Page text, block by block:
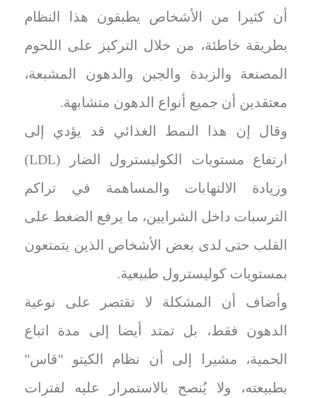
أن كثيرا من الأشخاص يطبقون هذا النظام
بطريقة خاطئة، من خلال التركيز على اللحوم
المصنعة والزبدة والجبن والدهون المشبعة،
معتقدين أن جميع أنواع الدهون متشابهة.
وقال إن هذا النمط الغذائي قد يؤدي إلى
ارتفاع مستويات الكوليسترول الضار (LDL)
وزيادة الالتهابات والمساهمة في تراكم
الترسبات داخل الشرايين، ما يرفع الضغط على
القلب حتى لدى بعض الأشخاص الذين يتمتعون
بمستويات كوليسترول طبيعية.
وأضاف أن المشكلة لا تقتصر على نوعية
الدهون فقط، بل تمتد أيضا إلى مدة اتباع
الحمية، مشيرا إلى أن نظام الكيتو "قاس"
بطبيعته، ولا يُنصح بالاستمرار عليه لفترات